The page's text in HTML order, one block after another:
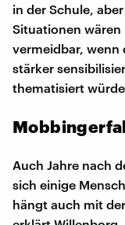
in der Schule,
Situationen wären
vermeidbar,
stärker
thematisiert
Auch Jahre nach
sich einige
hängt auch mit